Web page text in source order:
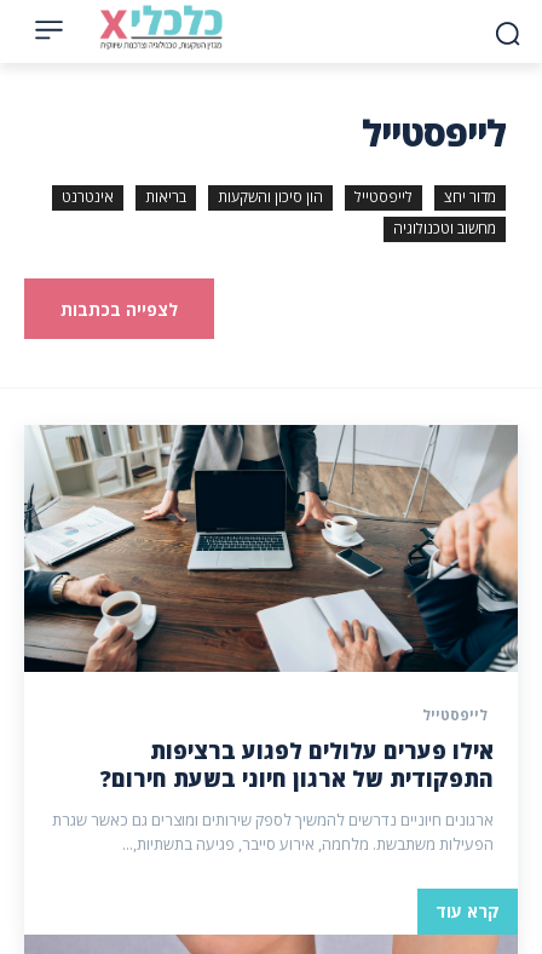
לייפסטייל
אינטרנט בריאות הון סיכון והשקעות לייפסטייל
מדור יחצ
מחשוב וטכנולוגיה
לצפייה בכתבות
לייפסטייל
אילו פערים עלולים לפגוע ברציפות
התפקודית של ארגון חיוני בשעת חירום?
ארגונים חיוניים נדרשים להמשיך לספק שירותים ומוצרים גם כאשר שגרת
הפעילות משתבשת. מלחמה, אירוע סייבר, פגיעה בתשתיות,...
קרא עוד